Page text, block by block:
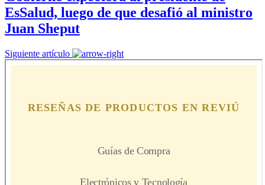
EsSalud, luego de que desafió al ministro
Juan Sheput
Siguiente artículo